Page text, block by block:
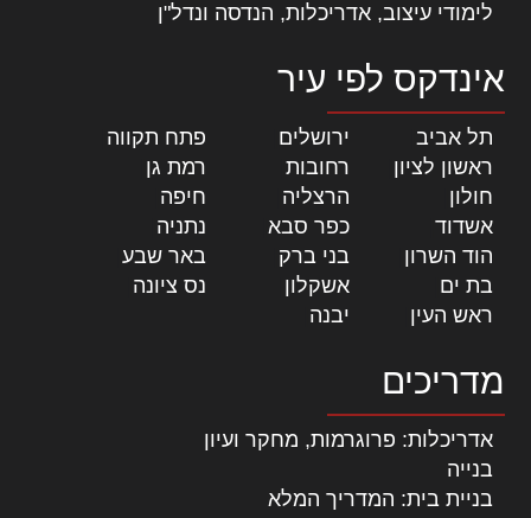
לימודי עיצוב, אדריכלות, הנדסה ונדל"ן
אינדקס לפי עיר
תל אביב ירושלים פתח תקווה
ראשון לציון
רחובות רמת גן
חולון
הרצליה חיפה
אשדוד
כפר סבא נתניה
הוד השרון
בני ברק באר שבע
בת ים
אשקלון נס ציונה
ראש העין
יבנה
מדריכים
אדריכלות: פרוגרמות, מחקר ועיון
בנייה
בניית בית: המדריך המלא